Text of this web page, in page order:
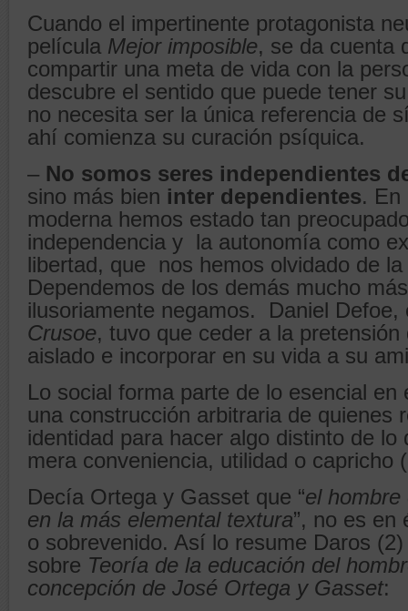
Cuando el impertinente protagonista
película Mejor imposible, se da cuenta
compartir una meta de vida con la
descubre el sentido que puede tener
no necesita ser la única referencia de
ahí comienza su curación psíquica.
– No somos seres independientes
sino más bien inter dependientes. En
moderna hemos estado tan
independencia y la autonomía como
libertad, que nos hemos olvidado de
Dependemos de los demás mucho
ilusoriamente negamos. Daniel
Crusoe, tuvo que ceder a la pretensión
aislado e incorporar en su vida a su
Lo social forma parte de lo esencial en
una construcción arbitraria de quienes
identidad para hacer algo distinto de lo
mera conveniencia, utilidad o capricho
Decía Ortega y Gasset que “el
en la más elemental textura”, no es en
o sobrevenido. Así lo resume Daros
sobre Teoría de la educación del
concepción de José Ortega y Gasset: